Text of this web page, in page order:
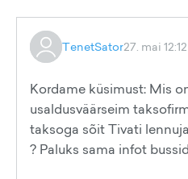
TenetSator27. mai 12:12
Kordame küsimust: Mis
usaldusväärseim
taksoga sõit Tivati
? Paluks sama infot